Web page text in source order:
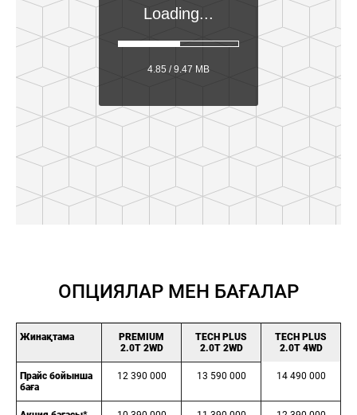
Loading...
5.23 / 9.47 MB
ОПЦИЯЛАР МЕН БАҒАЛАР
Жинақтама
PREMIUM
2.0T 2WD
TECH PLUS
2.0T 2WD
TECH PLUS
2.0T 4WD
Прайс бойынша
баға
12 390 000 13 590 000 14 490 000